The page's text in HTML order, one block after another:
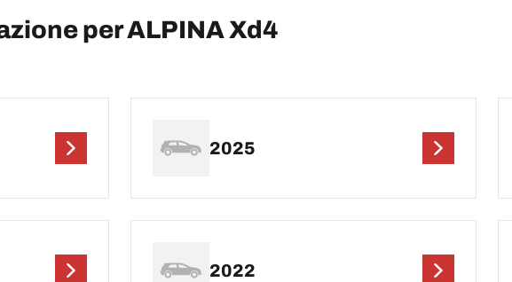
per ALPINA Xd4
2025
2022